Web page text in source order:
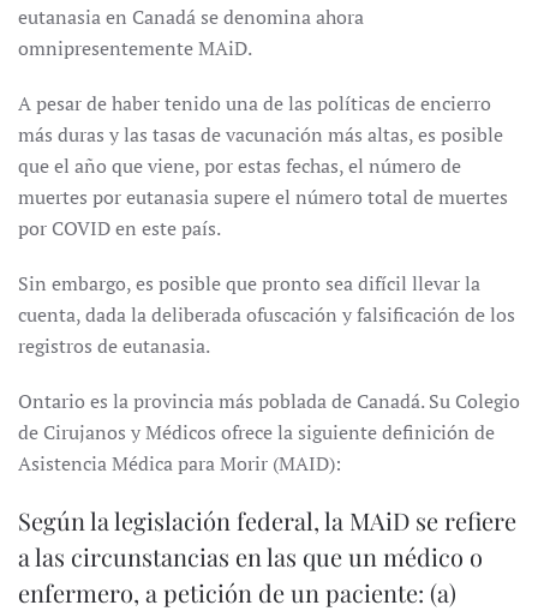
eutanasia en Canadá se denomina ahora
omnipresentemente MAiD.
A pesar de haber tenido una de las políticas de encierro
más duras y las tasas de vacunación más altas, es posible
que el año que viene, por estas fechas, el número de
muertes por eutanasia supere el número total de muertes
por COVID en este país.
Sin embargo, es posible que pronto sea difícil llevar la
cuenta, dada la deliberada ofuscación y falsificación de los
registros de eutanasia.
Ontario es la provincia más poblada de Canadá. Su Colegio
de Cirujanos y Médicos ofrece la siguiente definición de
Asistencia Médica para Morir (MAID):
Según la legislación federal, la MAiD se refiere
a las circunstancias en las que un médico o
enfermero, a petición de un paciente: (a)